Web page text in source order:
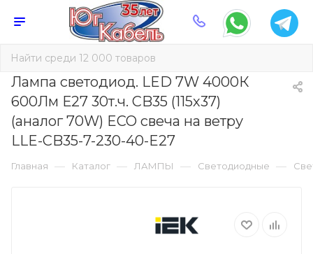
Лампа светодиод. LED 7W 4000К
600Лм Е27 30т.ч. CB35 (115х37)
(аналог 70W) ECO свеча на ветру
LLE-CB35-7-230-40-E27
Главная — Каталог — ЛАМПЫ — Светодиодные —